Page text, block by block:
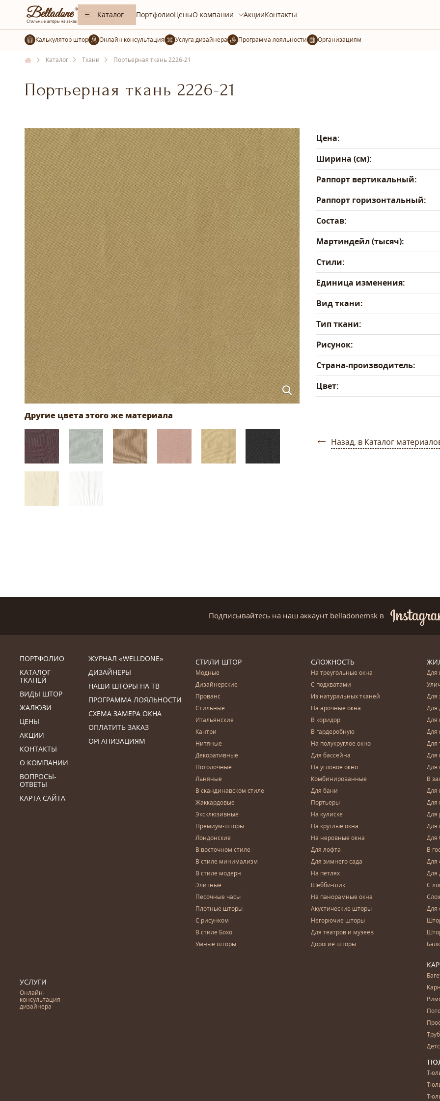
Каталог ПортфолиоЦеныО компании АкцииКонтакты
Калькулятор штор Услуга дизайнера Организациям
Каталог Ткани Портьерная ткань 2226-21
Портьерная ткань 2226-21
Цена:
Ширина (см):
Раппорт вертикальный:
Раппорт горизонтальный:
Состав:
Мартиндейл (тысяч):
Стили:
Единица изменения:
Вид ткани:
Тип ткани:
Рисунок:
Страна-производитель:
Цвет:
Назад, в Каталог
Подписывайтесь на наш аккаунт belladonemsk в
ПОРТФОЛИО
КАТАЛОГ
ТКАНЕЙ
ВИДЫ ШТОР
ЖАЛЮЗИ
ЦЕНЫ
АКЦИИ
КОНТАКТЫ
О КОМПАНИИ
ВОПРОСЫ-
ОТВЕТЫ
КАРТА САЙТА
ЖУРНАЛ «WELLDONE»
ДИЗАЙНЕРЫ
НАШИ ШТОРЫ НА ТВ
ПРОГРАММА ЛОЯЛЬНОСТИ
СХЕМА ЗАМЕРА ОКНА
ОПЛАТИТЬ ЗАКАЗ
ОРГАНИЗАЦИЯМ
УСЛУГИ
Онлайн-
консультация
дизайнера
СТИЛИ ШТОР
Модные
Дизайнерские
Прованс
Стильные
Итальянские
Кантри
Нитяные
Декоративные
Потолочные
Льняные
В скандинавском стиле
Жаккардовые
Эксклюзивные
Премиум-шторы
Лондонские
В восточном стиле
В стиле минимализм
В стиле модерн
Элитные
Песочные часы
Плотные шторы
С рисунком
В стиле Бохо
Умные шторы
СЛОЖНОСТЬ
На треугольные окна
С подхватами
Из натуральных тканей
На арочные окна
В коридор
В гардеробную
На полукруглое окно
Для бассейна
На угловое окно
Комбинированные
Для бани
Портьеры
На кулиске
На круглые окна
На неровные окна
Для лофта
Для зимнего сада
На петлях
Шебби-шик
На панорамные окна
Акустические шторы
Негорючие шторы
Для театров и музеев
Дорогие шторы
Для
Для
Для
Для
Для
Для
Для
Для
В
Для
Для
Для
Для
Для
В
Для
Для
С
Для